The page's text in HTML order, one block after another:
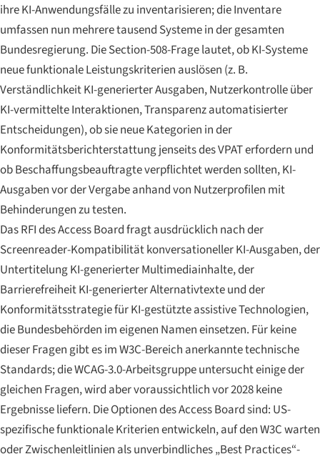
ihre KI-Anwendungsfälle zu inventarisieren; die Inventare
umfassen nun mehrere tausend Systeme in der gesamten
Bundesregierung. Die Section-508-Frage lautet, ob KI-Systeme
neue funktionale Leistungskriterien auslösen (z. B.
Verständlichkeit KI-generierter Ausgaben, Nutzerkontrolle über
KI-vermittelte Interaktionen, Transparenz automatisierter
Entscheidungen), ob sie neue Kategorien in der
Konformitätsberichterstattung jenseits des VPAT erfordern und
ob Beschaffungsbeauftragte verpflichtet werden sollten, KI-
Ausgaben vor der Vergabe anhand von Nutzerprofilen mit
Behinderungen zu testen.
Das RFI des Access Board fragt ausdrücklich nach der
Screenreader-Kompatibilität konversationeller KI-Ausgaben, der
Untertitelung KI-generierter Multimediainhalte, der
Barrierefreiheit KI-generierter Alternativtexte und der
Konformitätsstrategie für KI-gestützte assistive Technologien,
die Bundesbehörden im eigenen Namen einsetzen. Für keine
dieser Fragen gibt es im W3C-Bereich anerkannte technische
Standards; die WCAG-3.0-Arbeitsgruppe untersucht einige der
gleichen Fragen, wird aber voraussichtlich vor 2028 keine
Ergebnisse liefern. Die Optionen des Access Board sind: US-
spezifische funktionale Kriterien entwickeln, auf den W3C warten
oder Zwischenleitlinien als unverbindliches „Best Practices“-